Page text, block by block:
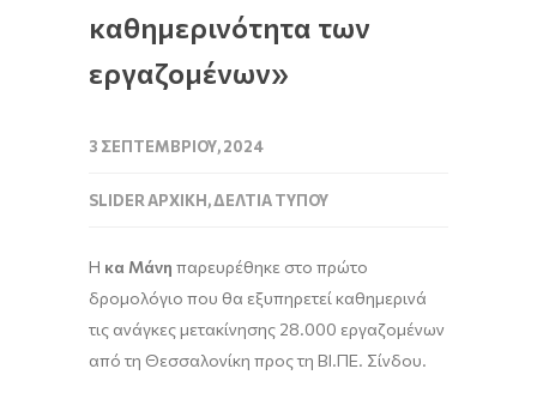
καθημερινότητα των
εργαζομένων»
3 ΣΕΠΤΕΜΒΡΊΟΥ, 2024
SLIDER ΑΡΧΙΚΉ,ΔΕΛΤΊΑ ΤΎΠΟΥ
Η κα Μάνη παρευρέθηκε στο πρώτο
δρομολόγιο που θα εξυπηρετεί καθημερινά
τις ανάγκες μετακίνησης 28.000 εργαζομένων
από τη Θεσσαλονίκη προς τη ΒΙ.ΠΕ. Σίνδου.